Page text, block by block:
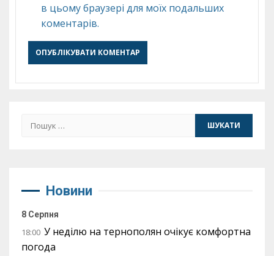
в цьому браузері для моїх подальших
коментарів.
Пошук:
Новини
8 Серпня
18:00 У неділю на тернополян очікує комфортна
погода